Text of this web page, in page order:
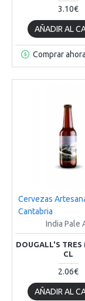
3.10€
AÑADIR AL
Comprar ahora
Cervezas
Cantabria
India Pale
DOUGALL'S TRES
CL
2.06€
AÑADIR AL